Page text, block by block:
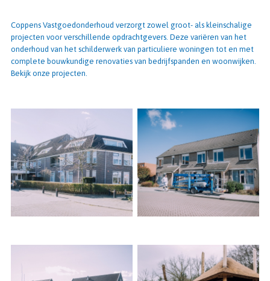
Coppens Vastgoedonderhoud verzorgt zowel groot- als kleinschalige
projecten voor verschillende opdrachtgevers. Deze variëren van het
onderhoud van het schilderwerk van particuliere woningen tot en met
complete bouwkundige renovaties van bedrijfspanden en woonwijken.
Bekijk onze projecten.